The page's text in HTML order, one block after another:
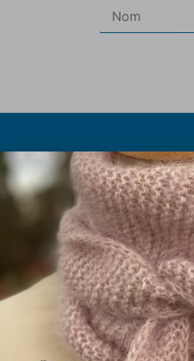
Olivier et Marielle
Ferme de Rouzaud
09100 St Victor
09.75.99.11.94